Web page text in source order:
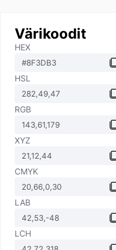
Värikoodit
HEX
HSL
RGB
XYZ
CMYK
LAB
LCH